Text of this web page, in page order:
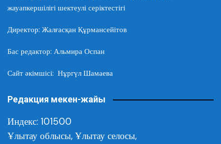
жауапкершілігі шектеулі серіктестігі
Директор: Жалғасқан Құрмансейітов
Бас редактор: Альмира Оспан
Сайт әкімшісі: Нұргүл Шамаева
Редакция мекен-жайы
Индекс: 101500
Ұлытау облысы, Ұлытау селосы,